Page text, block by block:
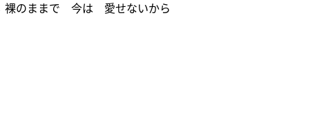
裸のままで 今は 愛せないから